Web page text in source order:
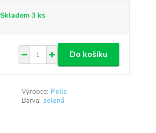
Skladem 3 ks
Do košíku
Výrobce: Pells
Barva: zelená